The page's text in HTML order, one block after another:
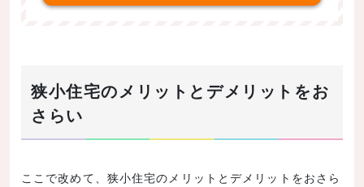
狭小住宅のメリットとデメリットをお
さらい
ここで改めて、狭小住宅のメリットとデメリットをおさら